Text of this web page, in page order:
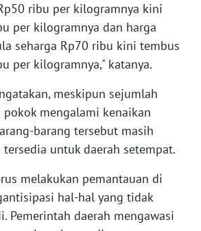
ribu per kilogramnya kini
per kilogramnya dan harga
seharga Rp70 ribu kini tembus
per kilogramnya," katanya.
meskipun sejumlah
mengalami kenaikan
barang tersebut masih
untuk daerah setempat.
melakukan pemantauan di
hal-hal yang tidak
Pemerintah daerah mengawasi